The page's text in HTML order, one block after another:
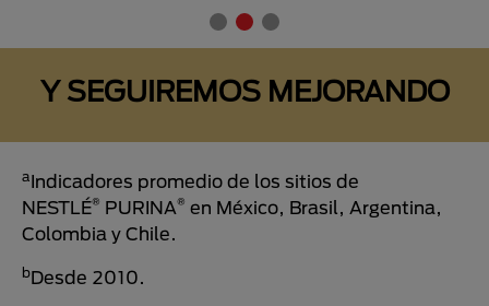
Y SEGUIREMOS MEJORANDO
aIndicadores promedio de los sitios de
NESTLÉ® PURINA® en México, Brasil, Argentina,
Colombia y Chile.
bDesde 2010.